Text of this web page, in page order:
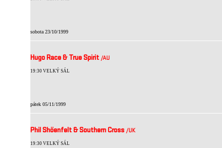
sobota 23/10/1999
Hugo Race & True Spirit /AU
19:30 VELKÝ SÁL
pátek 05/11/1999
Phil Shöenfelt & Southern Cross /UK
19:30 VELKÝ SÁL